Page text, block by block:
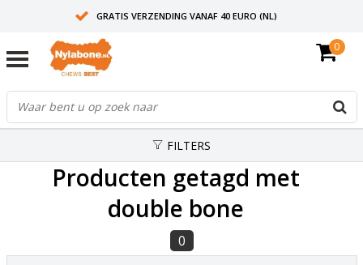
GRATIS VERZENDING VANAF 40 EURO (NL)
0
FILTERS
Producten getagd met
double bone
0